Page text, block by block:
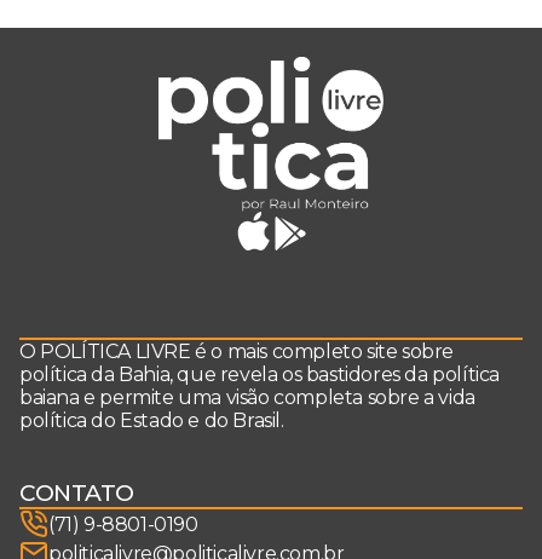
O POLÍTICA LIVRE é o mais completo site sobre
política da Bahia, que revela os bastidores da política
baiana e permite uma visão completa sobre a vida
política do Estado e do Brasil.
CONTATO
(71) 9-8801-0190
politicalivre@politicalivre.com.br